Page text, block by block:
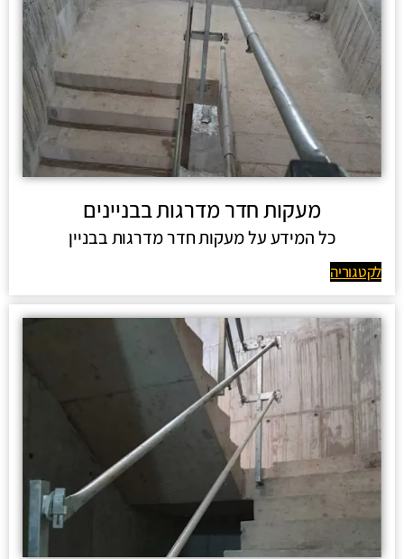
מעקות חדר מדרגות בבניינים
כל המידע על מעקות חדר מדרגות בבניין
לקטגוריה